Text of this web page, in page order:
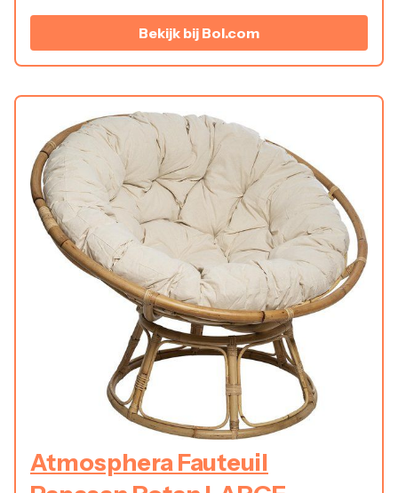
Bekijk bij Bol.com
Atmosphera Fauteuil